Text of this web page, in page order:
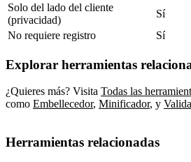
Solo del lado del cliente
(privacidad)
Sí
No requiere registro
Sí
Explorar herramientas
¿Quieres más? Visita Todas las
como Embellecedor, Minificador, y
Herramientas relacionadas